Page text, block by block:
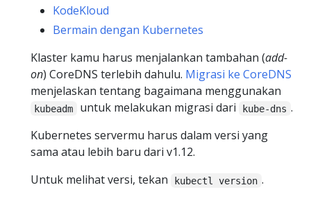
KodeKloud
Bermain dengan Kubernetes
Klaster kamu harus menjalankan tambahan (add-
on) CoreDNS terlebih dahulu. Migrasi ke CoreDNS
menjelaskan tentang bagaimana menggunakan
kubeadm untuk melakukan migrasi dari kube-dns .
Kubernetes servermu harus dalam versi yang
sama atau lebih baru dari v1.12.
Untuk melihat versi, tekan
kubectl version .